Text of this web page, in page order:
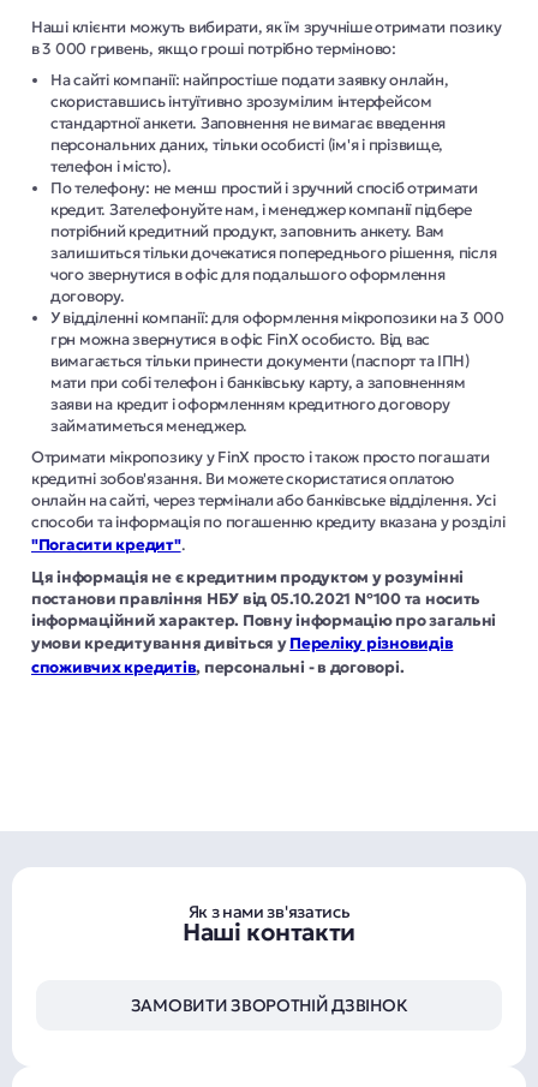
Наші клієнти можуть вибирати, як їм зручніше отримати позику
в 3 000 гривень, якщо гроші потрібно терміново:
На сайті компанії: найпростіше подати заявку онлайн,
скориставшись інтуїтивно зрозумілим інтерфейсом
стандартної анкети. Заповнення не вимагає введення
персональних даних, тільки особисті (ім'я і прізвище,
телефон і місто).
По телефону: не менш простий і зручний спосіб отримати
кредит. Зателефонуйте нам, і менеджер компанії підбере
потрібний кредитний продукт, заповнить анкету. Вам
залишиться тільки дочекатися попереднього рішення, після
чого звернутися в офіс для подальшого оформлення
договору.
У відділенні компанії: для оформлення мікропозики на 3 000
грн можна звернутися в офіс FinX особисто. Від вас
вимагається тільки принести документи (паспорт та ІПН)
мати при собі телефон і банківську карту, а заповненням
заяви на кредит і оформленням кредитного договору
займатиметься менеджер.
Отримати мікропозику у FinX просто і також просто погашати
кредитні зобов'язання. Ви можете скористатися оплатою
онлайн на сайті, через термінали або банківське відділення. Усі
способи та інформація по погашенню кредиту вказана у розділі
"Погасити кредит".
Ця інформація не є кредитним продуктом у розумінні
постанови правління НБУ від 05.10.2021 №100 та носить
інформаційний характер. Повну інформацію про загальні
умови кредитування дивіться уПереліку різновидів
споживчих кредитів, персональні - в договорі.
Як з нами зв'язатись
Наші контакти
ЗАМОВИТИ ЗВОРОТНІЙ ДЗВІНОК